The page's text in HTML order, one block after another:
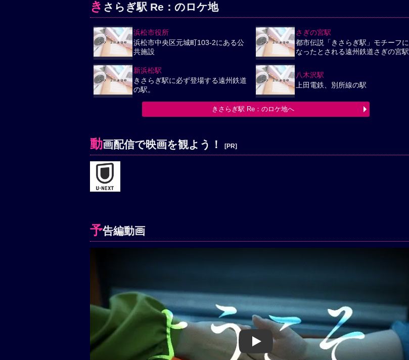
き さらぎ駅 Re：のロケ地
浜松市役所
浜松市中央区元城町103-2にある公
共施設
さぎの宮駅
都市伝説「きさらぎ駅」モチーフに
なったとされる遠州鉄道さぎの宮駅
新浜松駅
きさらぎ駅に必ず登場する遠州鉄道
の駅。
八木沢駅
上田電鉄、別所線の駅
きさらぎ駅 Re：のロケ地へ
動画配信で映画を観よう！ [PR]
予告編動画
Play